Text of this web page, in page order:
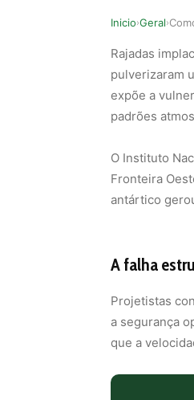
Inicio›Geral›
Rajadas
pulverizaram
expõe a
padrões
O Instituto
Fronteira
antártico
A falha
Projetistas
a segurança
que a